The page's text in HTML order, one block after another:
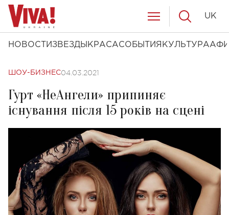
НОВОСТИ ЗВЕЗДЫ КРАСАСОБЫТИЯ КУЛЬТУРА
UK
ШОУ-БИЗНЕС04.03.2021
Гурт «НеАнгели» припиняє
існування після 15 років на сцені